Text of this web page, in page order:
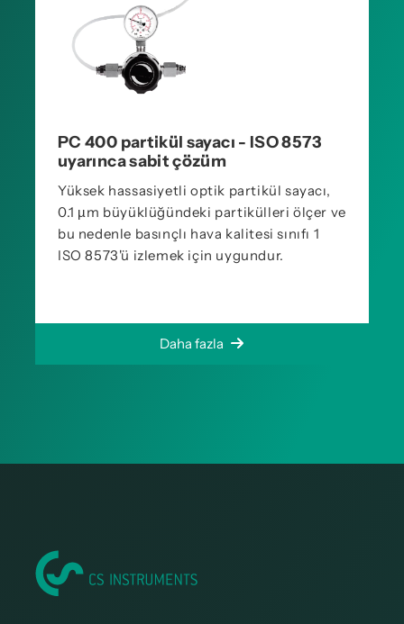
PC 400 partikül sayacı - ISO 8573
uyarınca sabit çözüm
Yüksek hassasiyetli optik partikül sayacı,
0.1 µm büyüklüğündeki partikülleri ölçer ve
bu nedenle basınçlı hava kalitesi sınıfı 1
ISO 8573'ü izlemek için uygundur.
Daha fazla